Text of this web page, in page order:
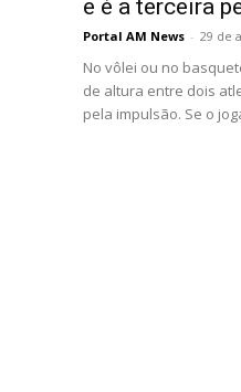
e é a terceira
Portal AM News - 29 de
No vôlei ou no
de altura entre dois
pela impulsão. Se o